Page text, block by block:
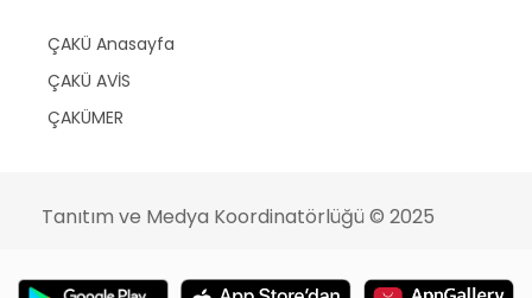
ÇAKÜ Anasayfa
ÇAKÜ AVİS
ÇAKÜMER
Tanıtım ve Medya Koordinatörlüğü © 2025